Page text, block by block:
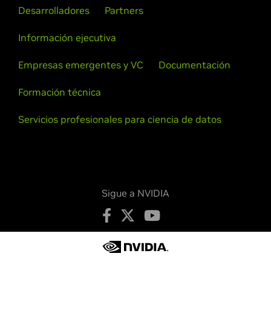
Desarrolladores Partners
Información ejecutiva
Empresas emergentes y VC Documentación
Formación técnica
Servicios profesionales para ciencia de datos
Sigue a NVIDIA